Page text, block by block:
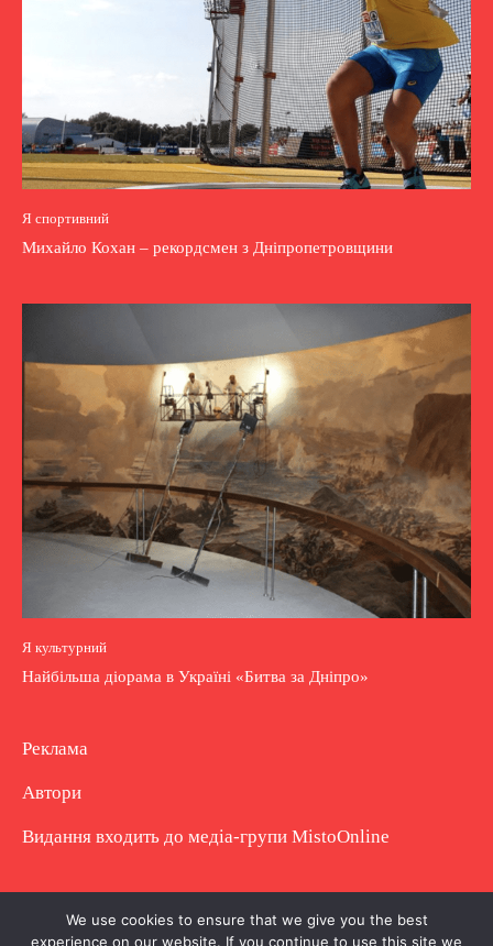
Я спортивний
Михайло Кохан – рекордсмен з Дніпропетровщини
Я культурний
Найбільша діорама в Україні «Битва за Дніпро»
Реклама
Автори
Видання входить до медіа-групи MistoOnline
Copyright © Повне використання матеріалу
We use cookies to ensure that we give you the best
experience on our website. If you continue to use this site we